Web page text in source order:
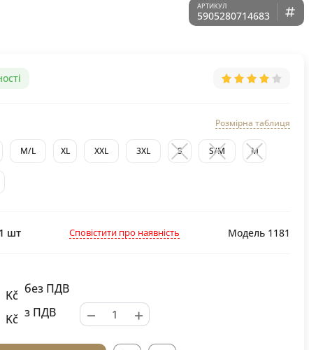
5905280714683
Розмірна таблиця
M/L XL XXL 3XL S S/M M
1 шт Сповістити про наявність Модель 1181
Kč без ПДВ
Kč з ПДВ − +